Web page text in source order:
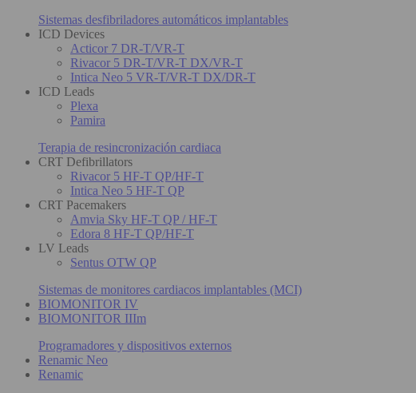
Sistemas desfibriladores automáticos implantables
ICD Devices
Acticor 7 DR-T/VR-T
Rivacor 5 DR-T/VR-T DX/VR-T
Intica Neo 5 VR-T/VR-T DX/DR-T
ICD Leads
Plexa
Pamira
Terapia de resincronización cardiaca
CRT Defibrillators
Rivacor 5 HF-T QP/HF-T
Intica Neo 5 HF-T QP
CRT Pacemakers
Amvia Sky HF-T QP / HF-T
Edora 8 HF-T QP/HF-T
LV Leads
Sentus OTW QP
Sistemas de monitores cardiacos implantables (MCI)
BIOMONITOR IV
BIOMONITOR IIIm
Programadores y dispositivos externos
Renamic Neo
Renamic